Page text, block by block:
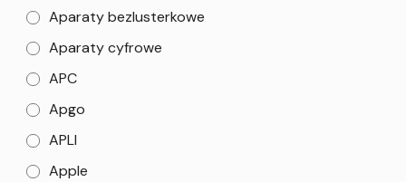
Aparaty bezlusterkowe
Aparaty cyfrowe
APC
Apgo
APLI
Apple